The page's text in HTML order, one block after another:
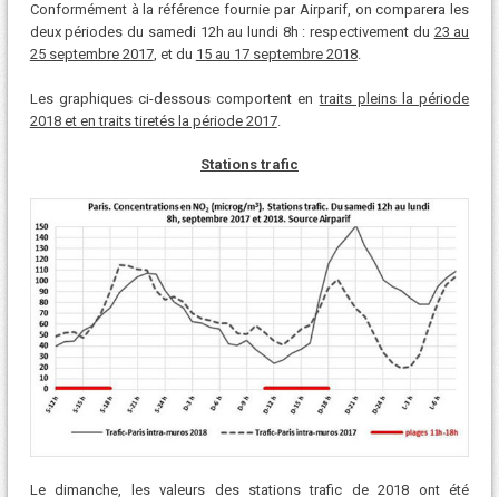
Conformément à la référence fournie par Airparif, on comparera les
deux périodes du samedi 12h au lundi 8h : respectivement du 23 au
25 septembre 2017, et du 15 au 17 septembre 2018.
Les graphiques ci-dessous comportent entraits pleins la période
2018 et en traits tiretés la période 2017.
Stations trafic
Le dimanche, les valeurs des stations trafic de 2018 ont été